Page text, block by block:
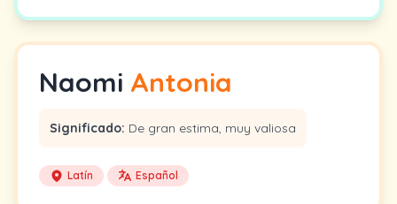
Naomi Antonia
Significado: De gran estima, muy valiosa
Latín Español